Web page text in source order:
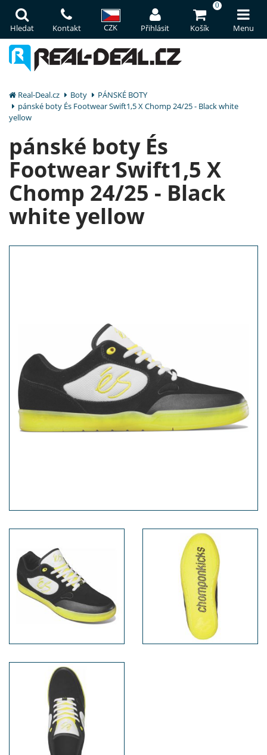
Hledat Kontakt CZK Přihlásit
0
Košík Menu
Real-Deal.cz Boty
PÁNSKÉ BOTY
pánské boty És Footwear Swift1,5 X Chomp 24/25 - Black white
yellow
pánské boty És
Footwear Swift1,5 X
Chomp 24/25 - Black
white yellow